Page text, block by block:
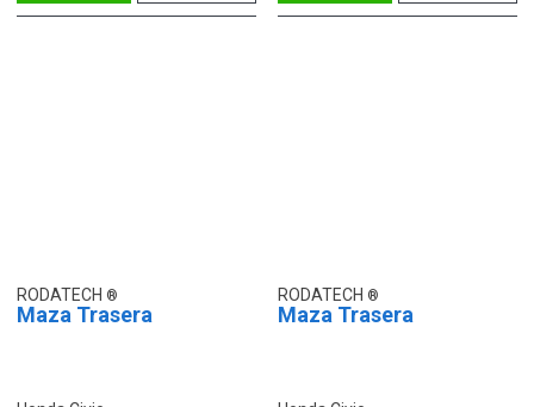
RODATECH
Maza Trasera
RODATECH
Maza Trasera